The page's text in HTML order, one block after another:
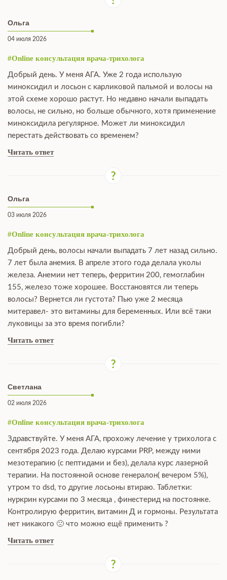
Ольга
04 июля 2026
#Online консультация врача-трихолога
Добрый день. У меня АГА. Уже 2 года использую
миноксидил и лосьон с карликовой пальмой и волосы на
этой схеме хорошо растут. Но недавно начали выпадать
волосы, не сильно, но больше обычного, хотя применение
миноксидила регулярное. Может ли миноксидил
перестать действовать со временем?
Читать ответ
Ольга
03 июля 2026
#Online консультация врача-трихолога
Добрый день, волосы начали выпадать 7 лет назад сильно.
7 лет была анемия. В апреле этого года делала уколы
железа. Анемии нет теперь, ферритин 200, гемоглабин
155, железо тоже хорошее. Восстановятся ли теперь
волосы? Вернется ли густота? Пью уже 2 месяца
митеравел- это витамины для беременных. Или всё таки
луковицы за это время погибли?
Читать ответ
Светлана
02 июля 2026
#Online консультация врача-трихолога
Здравствуйте. У меня АГА, прохожу лечение у трихолога с
сентября 2023 года. Делаю курсами PRP, между ними
мезотерапию (с пептидами и без), делала курс лазерной
терапии. На постоянной основе генералон( вечером 5%),
утром то dsd, то другие лосьоны втираю. Таблетки:
нуркрин курсами по 3 месяца , финестерид на постоянке.
Контролирую ферритин, витамин Д и гормоны. Результата
нет никакого 🙁 что можно ещё применить ?
Читать ответ